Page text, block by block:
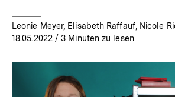
Leonie Meyer, Elisabeth Raffauf, Nicole
18.05.2022/ 3 Minuten zu lesen